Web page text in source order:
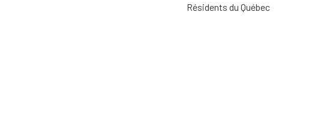
Résidents du Québec